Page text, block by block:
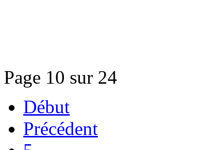
Page 10 sur 24
Début
Précédent